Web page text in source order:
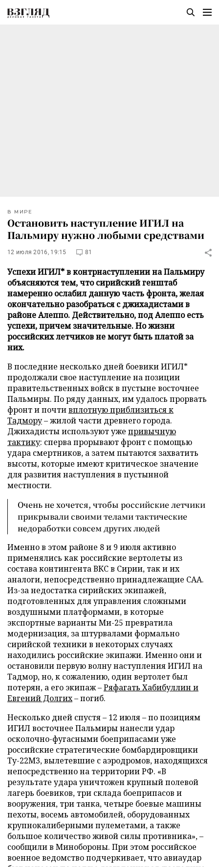
В МИРЕ
Остановить наступление ИГИЛ на
Пальмиру нужно любыми средствами
12 июля 2016, 19:15 81
Успехи ИГИЛ* в контрнаступлении на Пальмиру
объясняются тем, что сирийский генштаб
намеренно ослабил данную часть фронта, желая
окончательно разобраться с джихадистами в
районе Алеппо. Действительно, под Алеппо есть
успехи, причем значительные. Но жизни
российских летчиков не могут быть платой за
них.
В последние несколько дней боевики ИГИЛ*
продолжали свое наступление на позиции
правительственных войск в пустыне восточнее
Пальмиры. По ряду данных, им удалось прорвать
фронт и почтивплотную приблизиться к
Тадмору– жилой части древнего города.
Джихадисты используют уже привычную
тактику: сперва прорывают фронт с помощью
удара смертников, а затем пытаются захватить
высоты, которые имеют критическое значение
для развития наступления в пустынной
местности.
Очень не хочется, чтобы российские летчики
прикрывали своими телами тактические
недоработки совсем других людей
Именно в этом районе 8 и 9 июля активно
применялись как российские вертолеты из
состава контингента ВКС в Сирии, так и их
аналоги, непосредственно принадлежащие САА.
Из-за недостатка сирийских экипажей,
подготовленных для управления сложными
воздушными платформами, в которые
экспортные варианты Ми-25 превратила
модернизация, за штурвалами формально
сирийской техники в некоторых случаях
находились российские экипажи. Именно они и
остановили первую волну наступления ИГИЛ на
Тадмор, но, к сожалению, один вертолет был
потерян, а его экипаж –Ряфагать Хабибуллин и
Евгений Долгих– погиб.
Несколько дней спустя – 12 июля – по позициям
ИГИЛ восточнее Пальмиры нанесли удар
осколочно-фугасными боеприпасами уже
российские стратегические бомбардировщики
Ту-22М3, вылетевшие с аэродромов, находящихся
непосредственно на территории РФ. «В
результате удара уничтожен крупный полевой
лагерь боевиков, три склада боеприпасов и
вооружения, три танка, четыре боевые машины
пехоты, восемь автомобилей, оборудованных
крупнокалиберными пулеметами, а также
большое количество живой силы противника», –
сообщили в Минобороны. При этом российское
военное ведомство подчеркивает, что авиаудар